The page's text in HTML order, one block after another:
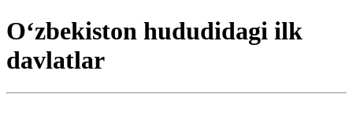
O‘zbekiston hududidagi ilk
davlatlar